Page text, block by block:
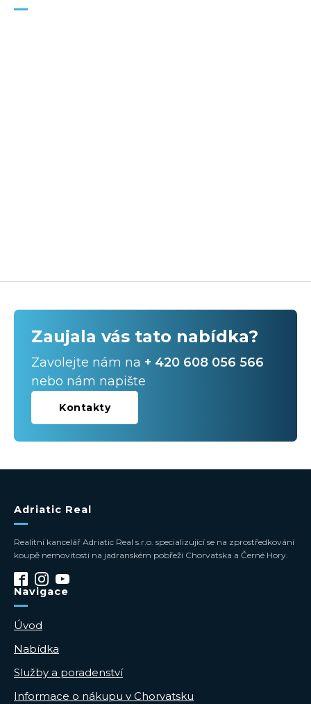
Zaujala vás tato nabídka?
Zavolejte nám na + 420 608 056 566
nebo nám napište
Kontakty
Adriatic Real
Realitní kancelář Adriatic Real s.r.o. specializující se na zprostředkování
koupě nemovitosti na jadranském pobřeží Chorvatska a Černé Hory.
Navigace
Úvod
Nabídka
Služby a poradenství
Informace o nákupu v Chorvatsku